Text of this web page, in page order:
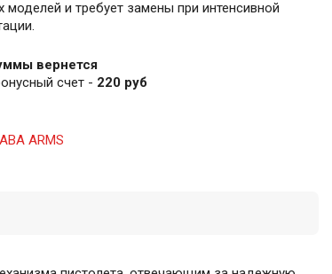
моделей и требует замены при интенсивной
вернется
счет - 220 руб